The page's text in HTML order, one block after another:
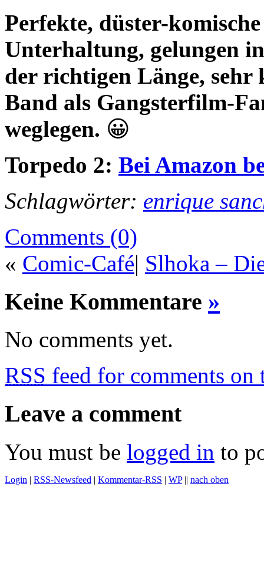
Perfekte, düster-
Unterhaltung, gelungen
der richtigen Länge,
Band als Gangsterfilm-
weglegen. 😀
Torpedo 2: Bei Amazon
Schlagwörter: enrique
Comments (0)
« Comic-Café| Slhoka –
Keine Kommentare »
No comments yet.
RSS feed for comments on
Leave a comment
You must be logged in to
Login | RSS-Newsfeed | Kommentar-RSS | WP|| nach oben